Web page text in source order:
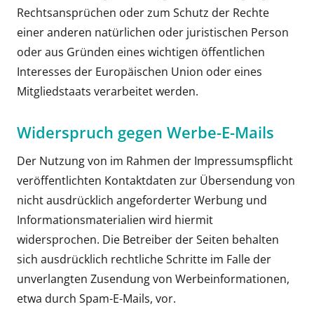
Rechtsansprüchen oder zum Schutz der Rechte
einer anderen natürlichen oder juristischen Person
oder aus Gründen eines wichtigen öffentlichen
Interesses der Europäischen Union oder eines
Mitgliedstaats verarbeitet werden.
Widerspruch gegen Werbe-E-Mails
Der Nutzung von im Rahmen der Impressumspflicht
veröffentlichten Kontaktdaten zur Übersendung von
nicht ausdrücklich angeforderter Werbung und
Informationsmaterialien wird hiermit
widersprochen. Die Betreiber der Seiten behalten
sich ausdrücklich rechtliche Schritte im Falle der
unverlangten Zusendung von Werbeinformationen,
etwa durch Spam-E-Mails, vor.